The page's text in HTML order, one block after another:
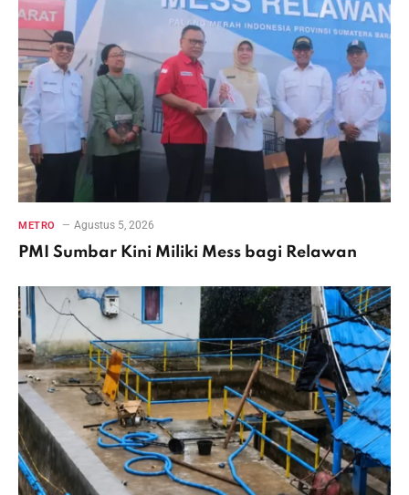
METRO Agustus 5, 2026
PMI Sumbar Kini Miliki Mess bagi Relawan